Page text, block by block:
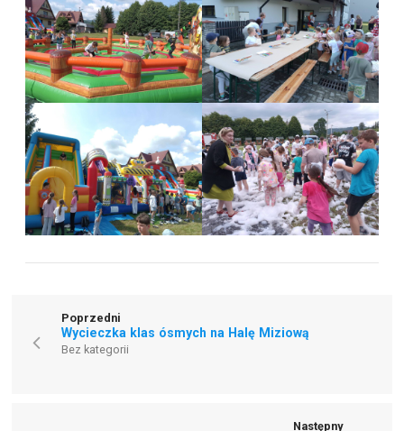
Poprzedni
Wycieczka klas ósmych na Halę Miziową
Bez kategorii
Następny